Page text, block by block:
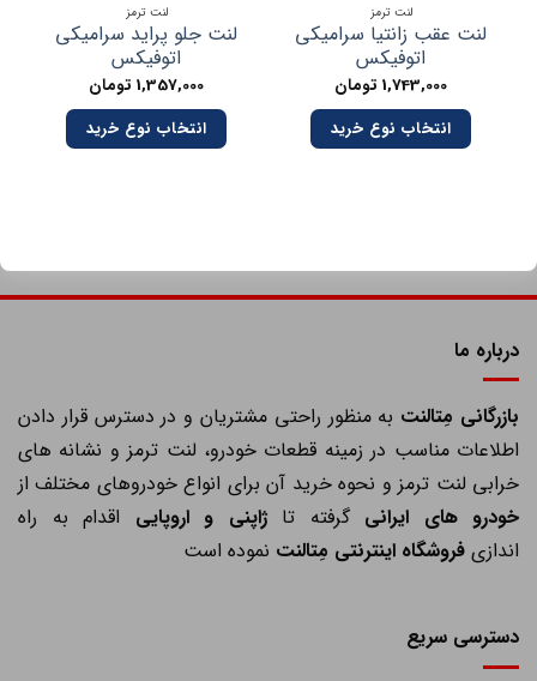
لنت ترمز
لنت عقب زانتیا سرامیکی
اتوفیکس
1,743,000تومان
انتخاب نوع خرید
لنت ترمز
لنت جلو پراید سرامیکی
اتوفیکس
1,357,000تومان
انتخاب نوع خرید
درباره ما
بازرگانی مِتالنتبه منظور راحتی مشتریان و در دسترس قرار دادن
اطلاعات مناسب در زمینه قطعات خودرو، لنت ترمز و نشانه های
خرابی لنت ترمز و نحوه خرید آن برای انواع خودروهای مختلف از
خودرو های ایرانیگرفته تاژاپنی و اروپاییاقدام به راه
اندازیفروشگاه اینترنتی مِتالنتنموده است
دسترسی سریع